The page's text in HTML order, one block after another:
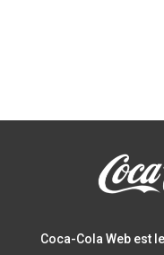
Coca-Cola Web est